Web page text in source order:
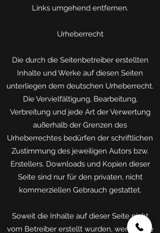
Links umgehend entfernen.
Urheberrecht
Die durch die Seitenbetreiber erstellten
Inhalte und Werke auf diesen Seiten
unterliegen dem deutschen Urheberrecht.
Die Vervielfältigung, Bearbeitung,
Verbreitung und jede Art der Verwertung
außerhalb der Grenzen des
Urheberrechtes bedürfen der schriftlichen
Zustimmung des jeweiligen Autors bzw.
Erstellers. Downloads und Kopien dieser
Seite sind nur für den privaten, nicht
kommerziellen Gebrauch gestattet.
Soweit die Inhalte auf dieser Seite nicht
vom Betreiber erstellt wurden, werden die